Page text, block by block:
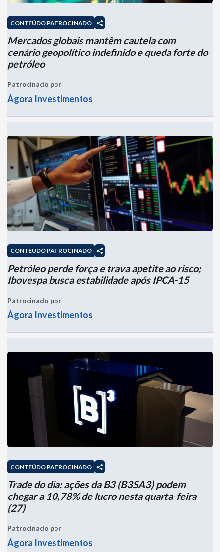
CONTEÚDO PATROCINADO
Mercados globais mantêm cautela com
cenário geopolítico indefinido e queda forte do
petróleo
Patrocinado por
Ágora Investimentos
CONTEÚDO PATROCINADO
Petróleo perde força e trava apetite ao risco;
Ibovespa busca estabilidade após IPCA-15
Patrocinado por
Ágora Investimentos
CONTEÚDO PATROCINADO
Trade do dia: ações da B3 (B3SA3) podem
chegar a 10,78% de lucro nesta quarta-feira
(27)
Patrocinado por
Ágora Investimentos